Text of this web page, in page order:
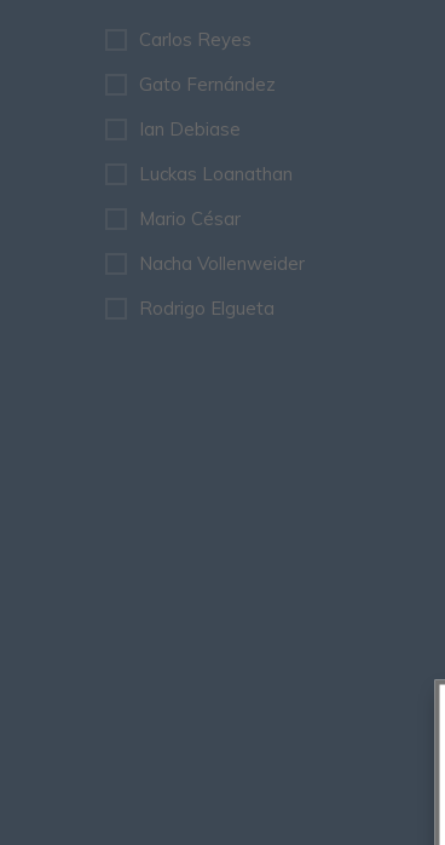
Carlos Reyes
Gato Fernández
Ian Debiase
Luckas Loanathan
Mario César
Nacha Vollenweider
Rodrigo Elgueta